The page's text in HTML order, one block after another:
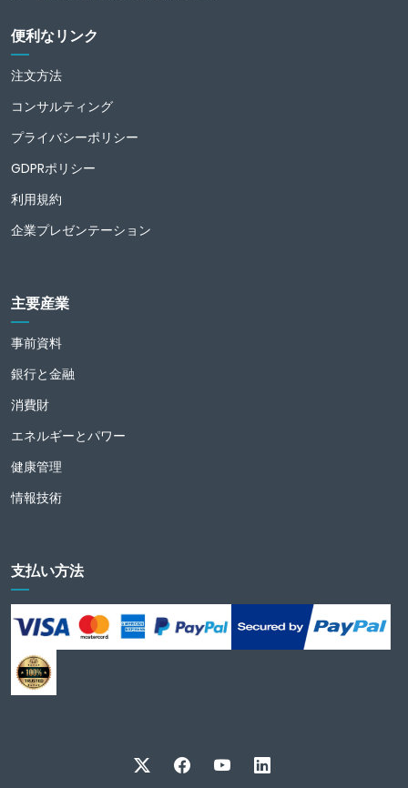
便利なリンク
注文方法
コンサルティング
プライバシーポリシー
GDPRポリシー
利用規約
企業プレゼンテーション
主要産業
事前資料
銀行と金融
消費財
エネルギーとパワー
健康管理
情報技術
支払い方法